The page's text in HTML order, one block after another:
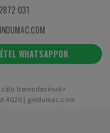
031
WHATSAPPON
berendezések
4020 | gindumac.com